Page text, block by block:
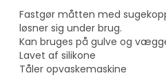
Fastgør måtten med
løsner sig under brug.
Kan bruges på gulve og
Lavet af silikone
Tåler opvaskemaskine